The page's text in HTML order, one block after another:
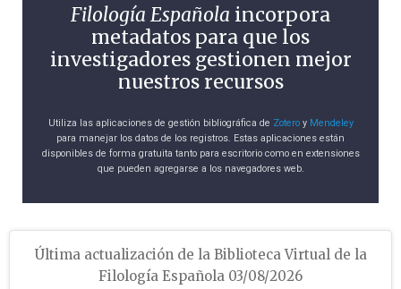
Filología Española incorpora
metadatos para que los
investigadores gestionen mejor
nuestros recursos
Utiliza las aplicaciones de gestión bibliográfica de Zoteroy Mendeley
para manejar los datos de los registros. Estas aplicaciones están
disponibles de forma gratuita tanto para escritorio como en extensiones
que pueden agregarse a los navegadores web.
Última actualización de la Biblioteca Virtual de la
Filología Española 03/08/2026